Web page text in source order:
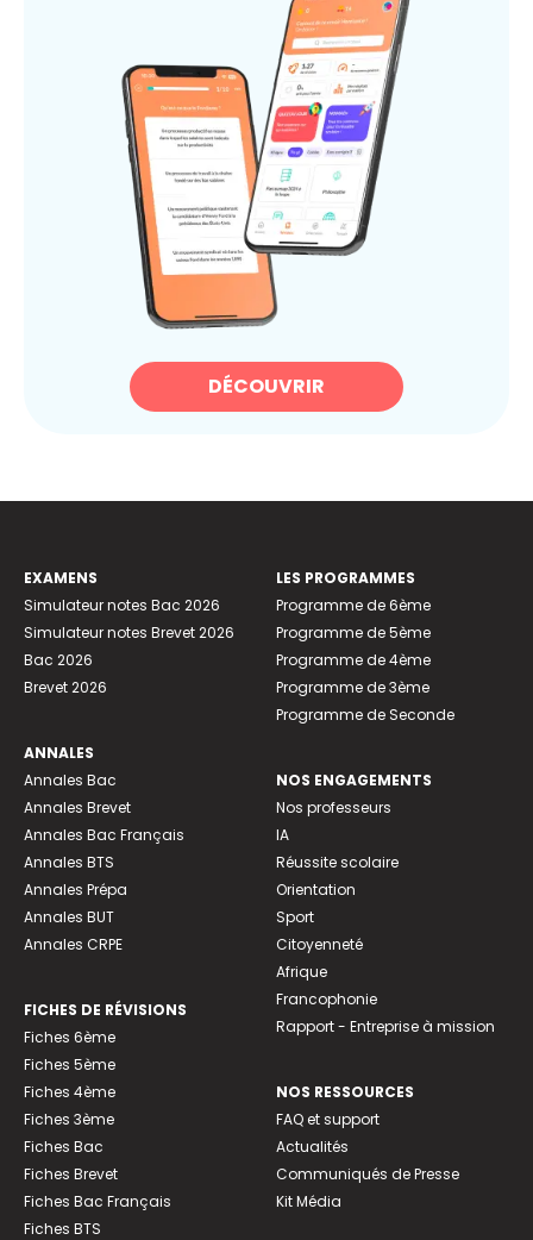
DÉCOUVRIR
EXAMENS
Simulateur notes Bac 2026
Simulateur notes Brevet 2026
Bac 2026
Brevet 2026
ANNALES
Annales Bac
Annales Brevet
Annales Bac Français
Annales BTS
Annales Prépa
Annales BUT
Annales CRPE
FICHES DE RÉVISIONS
Fiches 6ème
Fiches 5ème
Fiches 4ème
Fiches 3ème
Fiches Bac
Fiches Brevet
Fiches Bac Français
Fiches BTS
LES PROGRAMMES
Programme de 6ème
Programme de 5ème
Programme de 4ème
Programme de 3ème
Programme de Seconde
NOS ENGAGEMENTS
Nos professeurs
IA
Réussite scolaire
Orientation
Sport
Citoyenneté
Afrique
Francophonie
Rapport - Entreprise à mission
NOS RESSOURCES
FAQ et support
Actualités
Communiqués de Presse
Kit Média